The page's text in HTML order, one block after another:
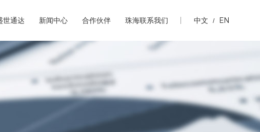
中文 / EN
世通达 新闻中心 合作伙伴 珠海联系我们